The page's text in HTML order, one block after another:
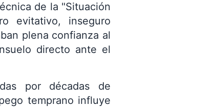
de la "Situación
evitativo, inseguro
plena confianza al
directo ante el
por décadas de
temprano influye